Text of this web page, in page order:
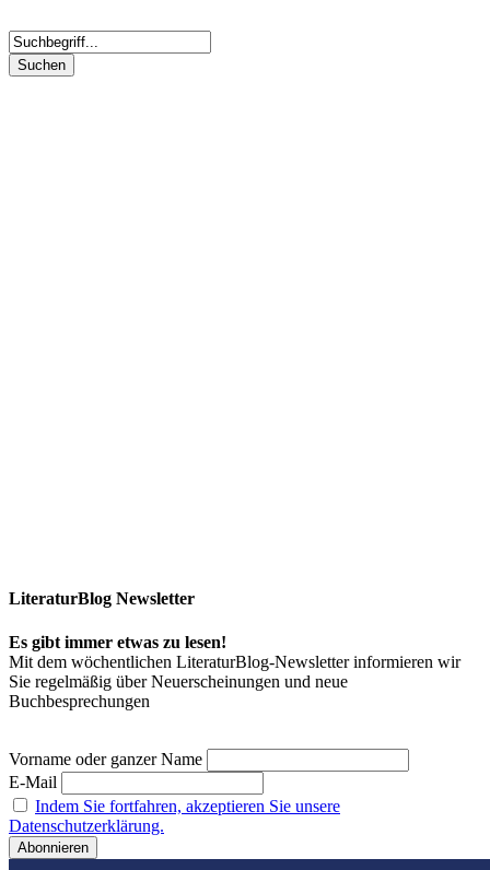
LiteraturBlog Newsletter
Es gibt immer etwas zu lesen!
Mit dem wöchentlichen LiteraturBlog-Newsletter informieren wir
Sie regelmäßig über Neuerscheinungen und neue
Buchbesprechungen
Vorname oder ganzer Name
E-Mail
Indem Sie fortfahren, akzeptieren Sie unsere
Datenschutzerklärung.